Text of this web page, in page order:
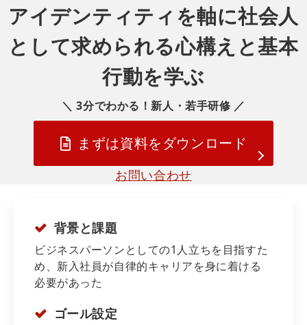
アイデンティティを軸に社会人
として求められる心構えと基本
行動を学ぶ
＼ 3分でわかる！新人・若手研修 ／
まずは資料をダウンロード
お問い合わせ
背景と課題
ビジネスパーソンとしての1人立ちを目指すた
め、新入社員が自律的キャリアを身に着ける
必要があった
ゴール設定